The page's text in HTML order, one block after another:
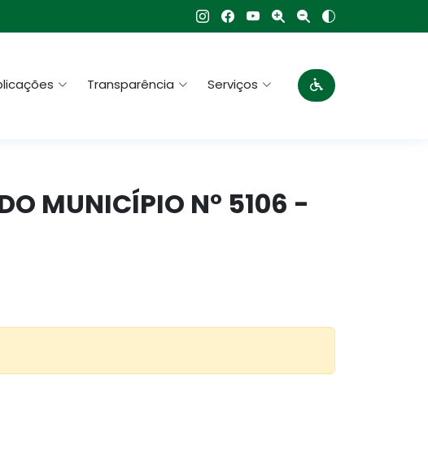
Transparência Serviços
MUNICÍPIO N° 5106 -